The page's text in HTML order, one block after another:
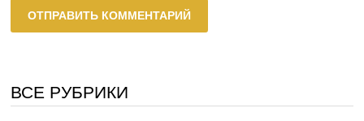
ВСЕ РУБРИКИ